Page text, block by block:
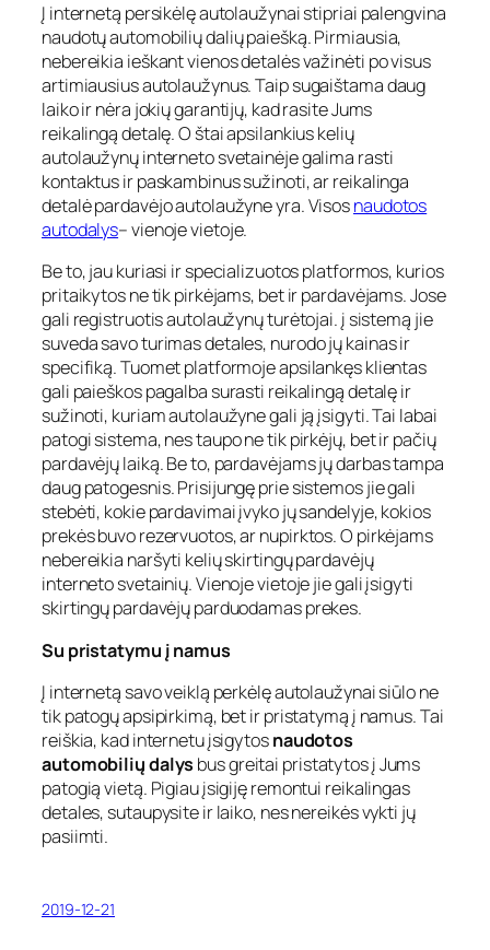
Į internetą persikėlę autolaužynai stipriai palengvina
naudotų automobilių dalių paiešką. Pirmiausia,
nebereikia ieškant vienos detalės važinėti po visus
artimiausius autolaužynus. Taip sugaištama daug
laiko ir nėra jokių garantijų, kad rasite Jums
reikalingą detalę. O štai apsilankius kelių
autolaužynų interneto svetainėje galima rasti
kontaktus ir paskambinus sužinoti, ar reikalinga
detalė pardavėjo autolaužyne yra. Visosnaudotos
autodalys– vienoje vietoje.
Be to, jau kuriasi ir specializuotos platformos, kurios
pritaikytos ne tik pirkėjams, bet ir pardavėjams. Jose
gali registruotis autolaužynų turėtojai. į sistemą jie
suveda savo turimas detales, nurodo jų kainas ir
specifiką. Tuomet platformoje apsilankęs klientas
gali paieškos pagalba surasti reikalingą detalę ir
sužinoti, kuriam autolaužyne gali ją įsigyti. Tai labai
patogi sistema, nes taupo ne tik pirkėjų, bet ir pačių
pardavėjų laiką. Be to, pardavėjams jų darbas tampa
daug patogesnis. Prisijungę prie sistemos jie gali
stebėti, kokie pardavimai įvyko jų sandelyje, kokios
prekės buvo rezervuotos, ar nupirktos. O pirkėjams
nebereikia naršyti kelių skirtingų pardavėjų
interneto svetainių. Vienoje vietoje jie gali įsigyti
skirtingų pardavėjų parduodamas prekes.
Su pristatymu į namus
Į internetą savo veiklą perkėlę autolaužynai siūlo ne
tik patogų apsipirkimą, bet ir pristatymą į namus. Tai
reiškia, kad internetu įsigytosnaudotos
automobilių dalys bus greitai pristatytos į Jums
patogią vietą. Pigiau įsigiję remontui reikalingas
detales, sutaupysite ir laiko, nes nereikės vykti jų
pasiimti.
2019-12-21